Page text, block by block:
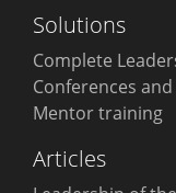
Solutions
Complete
Conferences
Mentor training
Articles